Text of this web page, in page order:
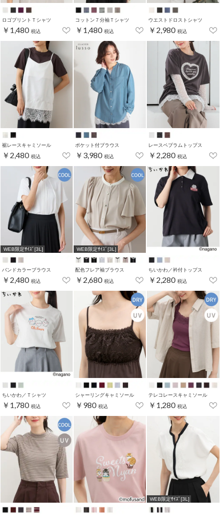
ロゴプリントＴシャツ
￥1,480 税込
コットン７分袖Ｔシャツ
￥1,480 税込
ウエストドロストシャツ
￥2,980 税込
裾レースキャミソール
￥2,480 税込
ポケット付ブラウス
￥3,980 税込
レースペプラムトップス
￥2,280 税込
WEB限定ｻｲｽﾞ[3L]
バンドカラーブラウス
￥2,480 税込
WEB限定ｻｲｽﾞ[3L]
配色フレア袖ブラウス
￥2,680 税込
ちいかわ／衿付トップス
￥2,280 税込
ちいかわ／Ｔシャツ
￥1,780 税込
シャーリングキャミソール
￥980 税込
テレコレースキャミソール
￥1,280 税込
WEB限定ｻｲｽﾞ[3L]